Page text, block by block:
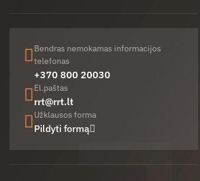
Bendras nemokamas informacijos
telefonas
+370 800 20030
El.paštas
rrt@rrt.lt
Užklausos forma
Pildyti formą